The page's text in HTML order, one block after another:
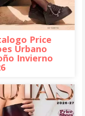
Price
Urbano
Invierno